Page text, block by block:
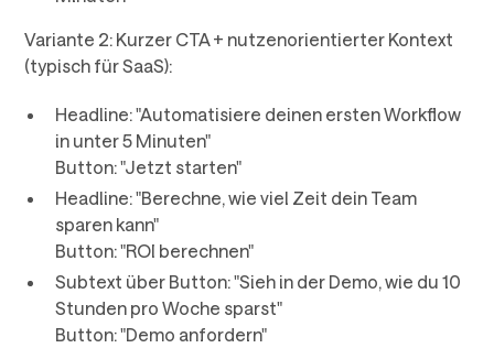
Variante 2: Kurzer CTA + nutzenorientierter Kontext
(typisch für SaaS):
Headline: "Automatisiere deinen ersten Workflow
in unter 5 Minuten"
Button: "Jetzt starten"
Headline: "Berechne, wie viel Zeit dein Team
sparen kann"
Button: "ROI berechnen"
Subtext über Button: "Sieh in der Demo, wie du 10
Stunden pro Woche sparst"
Button: "Demo anfordern"